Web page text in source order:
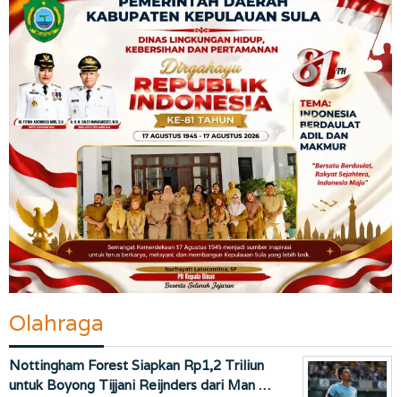
Olahraga
Nottingham Forest Siapkan Rp1,2 Triliun
untuk Boyong Tijjani Reijnders dari Man …